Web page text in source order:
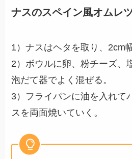
ナスのスペイン風オムレ
1）ナスはヘタを取り、2cm
2）ボウルに卵、粉チーズ、
泡だて器でよく混ぜる。
3）フライパンに油を入れて
スを両面焼いていく。